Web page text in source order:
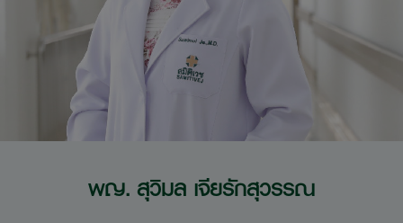
พญ. สุวิมล เจียรักสุวรรณ